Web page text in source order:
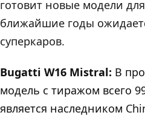
готовит новые модели
ближайшие годы
суперкаров.
Bugatti W16 Mistral: В
модель с тиражом всего
является наследником